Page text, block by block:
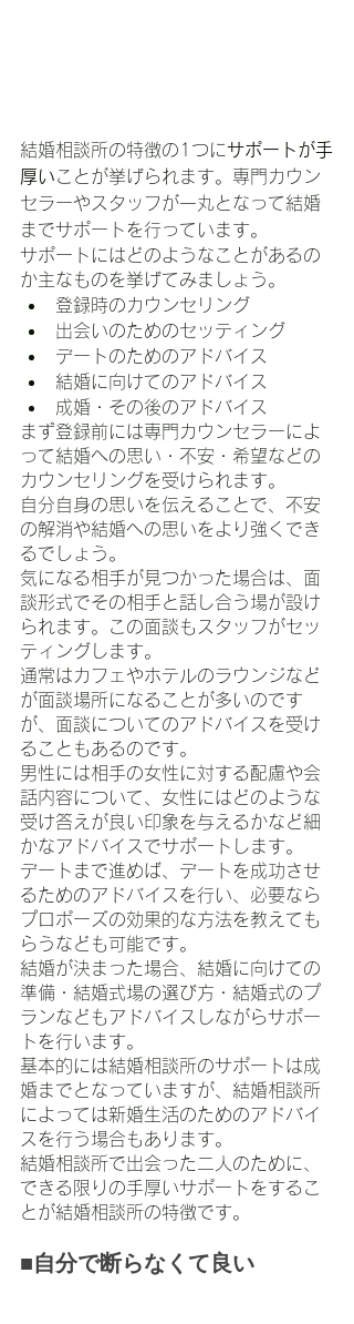
結婚相談所の特徴の1つにサポートが手
厚いことが挙げられます。専門カウン
セラーやスタッフが一丸となって結婚
までサポートを行っています。
サポートにはどのようなことがあるの
か主なものを挙げてみましょう。
登録時のカウンセリング
出会いのためのセッティング
デートのためのアドバイス
結婚に向けてのアドバイス
成婚・その後のアドバイス
まず登録前には専門カウンセラーによ
って結婚への思い・不安・希望などの
カウンセリングを受けられます。
自分自身の思いを伝えることで、不安
の解消や結婚への思いをより強くでき
るでしょう。
気になる相手が見つかった場合は、面
談形式でその相手と話し合う場が設け
られます。この面談もスタッフがセッ
ティングします。
通常はカフェやホテルのラウンジなど
が面談場所になることが多いのです
が、面談についてのアドバイスを受け
ることもあるのです。
男性には相手の女性に対する配慮や会
話内容について、女性にはどのような
受け答えが良い印象を与えるかなど細
かなアドバイスでサポートします。
デートまで進めば、デートを成功させ
るためのアドバイスを行い、必要なら
プロポーズの効果的な方法を教えても
らうなども可能です。
結婚が決まった場合、結婚に向けての
準備・結婚式場の選び方・結婚式のプ
ランなどもアドバイスしながらサポー
トを行います。
基本的には結婚相談所のサポートは成
婚までとなっていますが、結婚相談所
によっては新婚生活のためのアドバイ
スを行う場合もあります。
結婚相談所で出会った二人のために、
できる限りの手厚いサポートをするこ
とが結婚相談所の特徴です。
■自分で断らなくて良い